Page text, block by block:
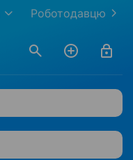
Роботодавцю